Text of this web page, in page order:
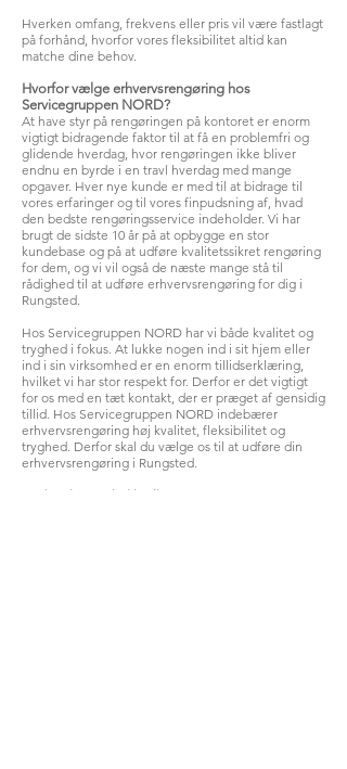
Hverken omfang, frekvens eller pris vil være fastlagt
på forhånd, hvorfor vores fleksibilitet altid kan
matche dine behov.
Hvorfor vælge erhvervsrengøring hos
Servicegruppen NORD?
At have styr på rengøringen på kontoret er enorm
vigtigt bidragende faktor til at få en problemfri og
glidende hverdag, hvor rengøringen ikke bliver
endnu en byrde i en travl hverdag med mange
opgaver. Hver nye kunde er med til at bidrage til
vores erfaringer og til vores finpudsning af, hvad
den bedste rengøringsservice indeholder. Vi har
brugt de sidste 10 år på at opbygge en stor
kundebase og på at udføre kvalitetssikret rengøring
for dem, og vi vil også de næste mange stå til
rådighed til at udføre erhvervsrengøring for dig i
Rungsted.
Hos Servicegruppen NORD har vi både kvalitet og
tryghed i fokus. At lukke nogen ind i sit hjem eller
ind i sin virksomhed er en enorm tillidserklæring,
hvilket vi har stor respekt for. Derfor er det vigtigt
for os med en tæt kontakt, der er præget af gensidig
tillid. Hos Servicegruppen NORD indebærer
erhvervsrengøring høj kvalitet, fleksibilitet og
tryghed. Derfor skal du vælge os til at udføre din
erhvervsrengøring i Rungsted.
Gode priser og høj kvalitet